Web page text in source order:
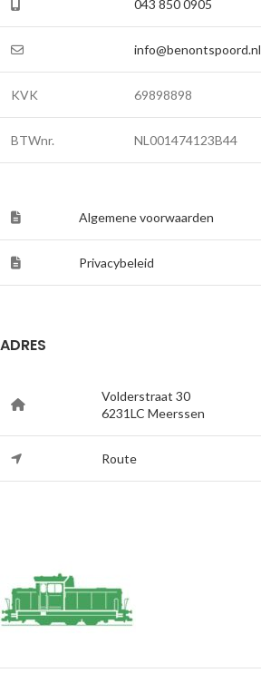
043 850 0905
info@benontspoord.nl
KVK 69898898
BTWnr. NL001474123B44
Algemene voorwaarden
Privacybeleid
ADRES
Volderstraat 30
6231LC Meerssen
Route